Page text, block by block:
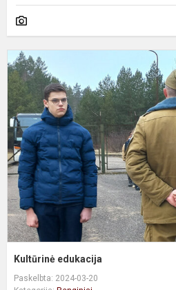
Kultūrinė edukacija
Paskelbta: 2024-03-20